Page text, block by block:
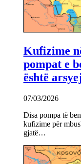
Kufizime
pompat e
është
07/03/2026
Disa pompa të
kufizime për
gjatë…